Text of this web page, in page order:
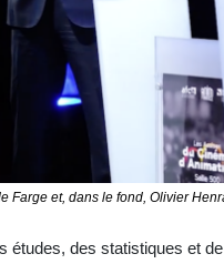
Farge et, dans le fond, Olivier
études, des statistiques et